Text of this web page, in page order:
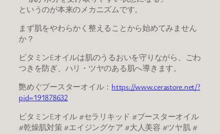
というのが本来のメカニズムです。
まず肌をやわらかく整えることから始めてみません
か？
ビタミンEオイルは肌のうるおいを守りながら、ごわ
つきを防ぎ、ハリ・ツヤのある肌へ導きます。
艶めぐブースターオイル： https://www.cerastore.net/?
pid=191878632
ビタミンEオイル #セラリキッド #ブースターオイル
#乾燥肌対策 #エイジングケア #大人美容 #ツヤ肌 #